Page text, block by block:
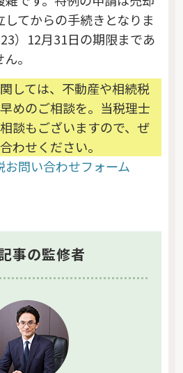
てからの手続きとなりま
）12月31日の期限まであ
。
しては、不動産や相続税
めのご相談を。当税理士
談もございますので、ぜ
わせください。
お問い合わせフォーム
事の監修者